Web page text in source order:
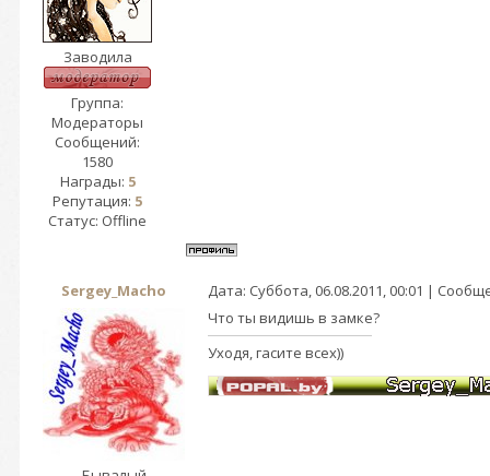
Заводила
Группа:
Модераторы
Сообщений:
1580
Награды: 5
Репутация: 5
Статус: Offline
Sergey_Macho Дата: Суббота, 06.08.2011, 00:01 |
Что ты видишь в замке?
Уходя, гасите всех))